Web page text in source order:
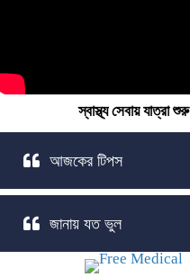
স্বাস্থ্য সেবায় যাত্রা শুরু
আজকের টিপস
জানায় যত ভুল